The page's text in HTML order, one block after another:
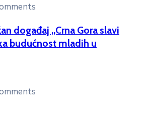
događaj „Crna Gora slavi
budućnost mladih u